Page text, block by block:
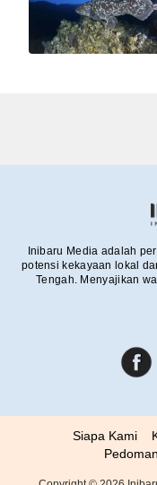
Inibaru Media adalah
potensi kekayaan lokal
Tengah. Menyajikan
Siapa Kami